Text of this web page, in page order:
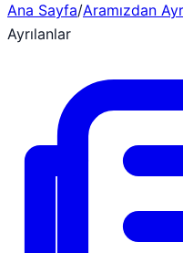
Ana Sayfa/Aramızdan
Ayrılanlar